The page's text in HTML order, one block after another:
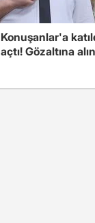
Konuşanlar'a
açtı! Gözaltına